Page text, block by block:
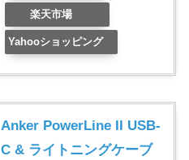
楽天市場
Yahooショッピング
Anker PowerLine II USB-
C & ライトニングケーブ